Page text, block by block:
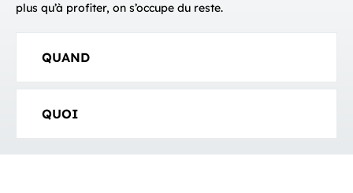
plus qu’à profiter, on s’occupe du reste.
QUAND
QUOI